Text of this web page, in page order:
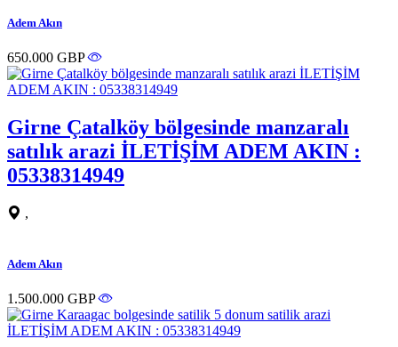
Adem Akın
650.000 GBP
Girne Çatalköy bölgesinde manzaralı
satılık arazi İLETİŞİM ADEM AKIN :
05338314949
,
Adem Akın
1.500.000 GBP